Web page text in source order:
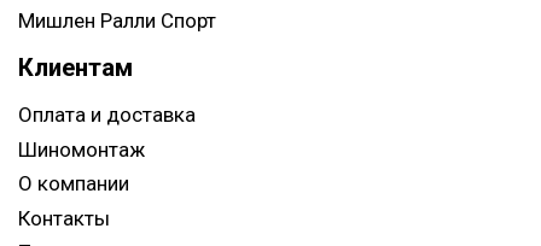
Мишлен Ралли Спорт
Клиентам
Оплата и доставка
Шиномонтаж
О компании
Контакты